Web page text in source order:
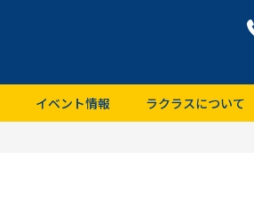
イベント情報 ラクラスについて